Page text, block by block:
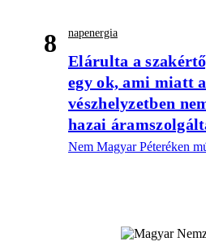
8 napenergia
Elárulta a
egy ok, ami miatt
vészhelyzetben
hazai
Nem Magyar Péteréken